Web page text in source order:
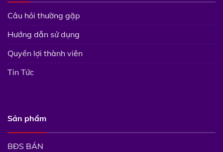
Câu hỏi thường gặp
Hướng dẫn sử dụng
Quyền lợi thành viên
Tin Tức
Sản phẩm
BĐS BÁN